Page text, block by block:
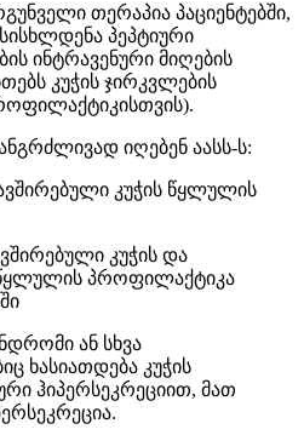
თერაპია პაციენტებში,
პეპტიური
ინტრავენური მიღების
კუჭის ჯირკვლების
იღებენ აასს-ს:
კუჭის წყლულის
კუჭის და
პროფილაქტიკა
ან სხვა
ხასიათდება კუჭის
ჰიპერსეკრეციით, მათ